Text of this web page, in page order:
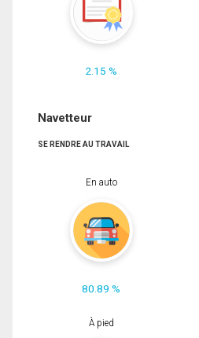
2.15 %
Navetteur
SE RENDRE AU TRAVAIL
En auto
80.89 %
À pied